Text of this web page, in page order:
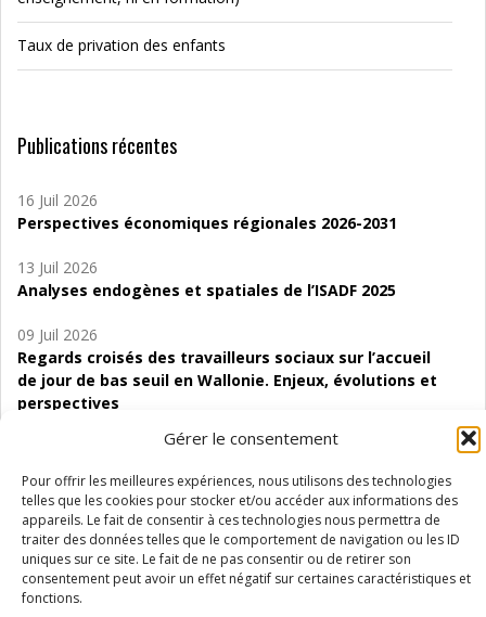
Gérer le consentement
Pour offrir les meilleures expériences, nous utilisons des technologies
telles que les cookies pour stocker et/ou accéder aux informations des
appareils. Le fait de consentir à ces technologies nous permettra de
traiter des données telles que le comportement de navigation ou les ID
uniques sur ce site. Le fait de ne pas consentir ou de retirer son
consentement peut avoir un effet négatif sur certaines caractéristiques et
fonctions.
Taux de privation des enfants
Publications récentes
16 Juil 2026
Perspectives économiques régionales 2026-2031
13 Juil 2026
Analyses endogènes et spatiales de l’ISADF 2025
09 Juil 2026
Regards croisés des travailleurs sociaux sur l’accueil
de jour de bas seuil en Wallonie. Enjeux, évolutions et
perspectives
Étude d’évaluabilité des Structures
d’accompagnement à l’autocréation d’emploi (SAACE)
01 Juil 2026
Pénurie du personnel infirmier :quels indicateurs
d’offre de soins pour comprendre la situation en
Wallonie ?